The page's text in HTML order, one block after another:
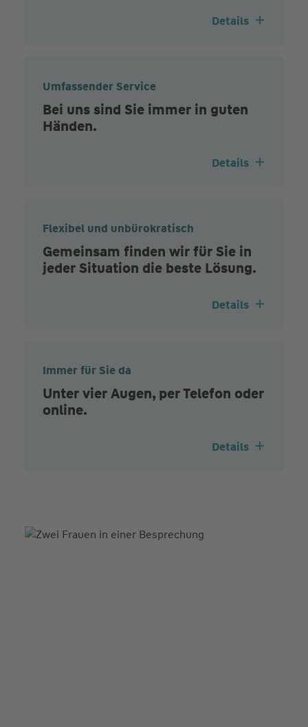
Details
Umfassender Service
Bei uns sind Sie immer in guten
Händen.
Details
Flexibel und unbürokratisch
Gemeinsam finden wir für Sie in
jeder Situation die beste Lösung.
Details
Immer für Sie da
Unter vier Augen, per Telefon oder
online.
Details